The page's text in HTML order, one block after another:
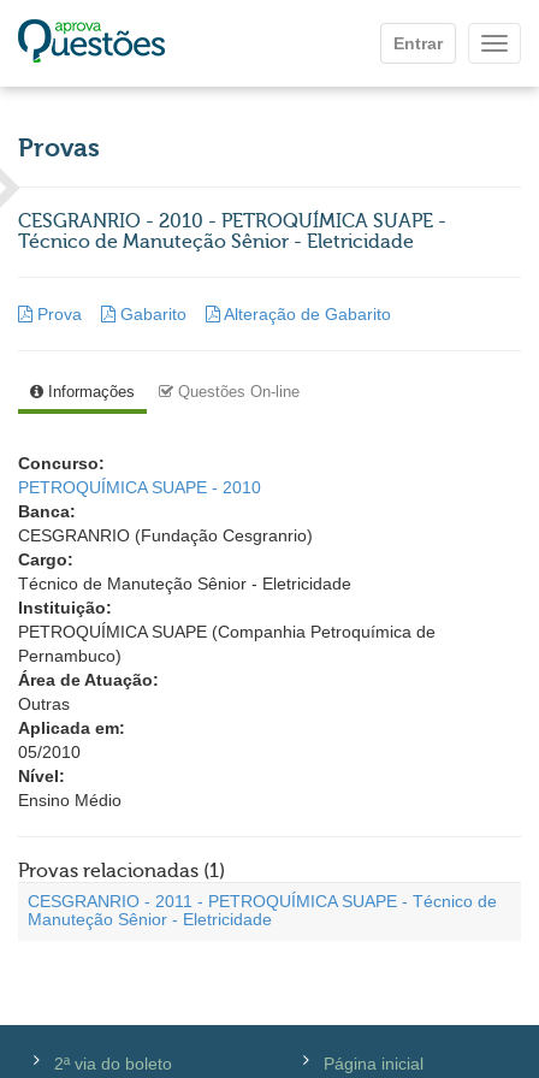
Entrar
Provas
CESGRANRIO - 2010 - PETROQUÍMICA SUAPE -
Técnico de Manuteção Sênior - Eletricidade
Prova Gabarito Alteração de Gabarito
Informações Questões On-line
Concurso:
PETROQUÍMICA SUAPE - 2010
Banca:
CESGRANRIO (Fundação Cesgranrio)
Cargo:
Técnico de Manuteção Sênior - Eletricidade
Instituição:
PETROQUÍMICA SUAPE (Companhia Petroquímica de
Pernambuco)
Área de Atuação:
Outras
Aplicada em:
05/2010
Nível:
Ensino Médio
Provas relacionadas (1)
CESGRANRIO - 2011 - PETROQUÍMICA SUAPE - Técnico de
Manuteção Sênior - Eletricidade
2ª via do boleto Página inicial